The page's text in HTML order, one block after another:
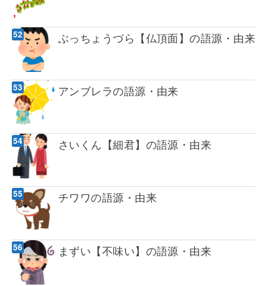
ぶっちょうづら【仏頂面】の語源・由来
アンブレラの語源・由来
さいくん【細君】の語源・由来
チワワの語源・由来
まずい【不味い】の語源・由来